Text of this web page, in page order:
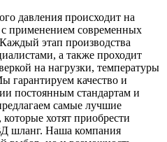
давления происходит на
применением современных
этап производства
а также проходит
на нагрузки, температуры
гарантируем качество и
постоянным стандартам и
самые лучшие
хотят приобрести
шланг. Наша компания